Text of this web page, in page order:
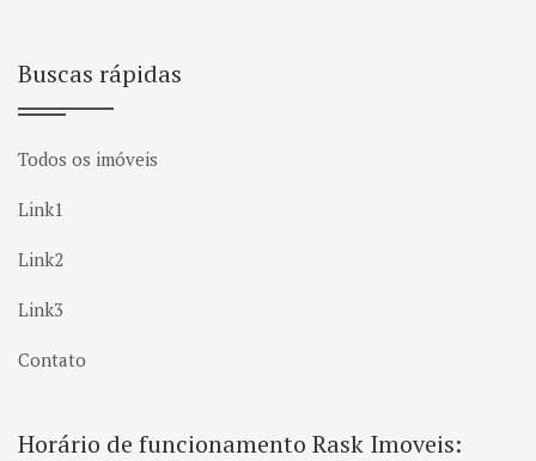
Buscas rápidas
Todos os imóveis
Link1
Link2
Link3
Contato
Horário de funcionamento Rask Imoveis: